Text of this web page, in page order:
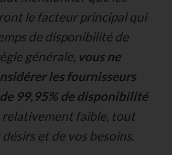
le facteur principal qui
de disponibilité de
générale, vous ne
les fournisseurs
99,95% de disponibilité
relativement faible, tout
et de vos besoins.